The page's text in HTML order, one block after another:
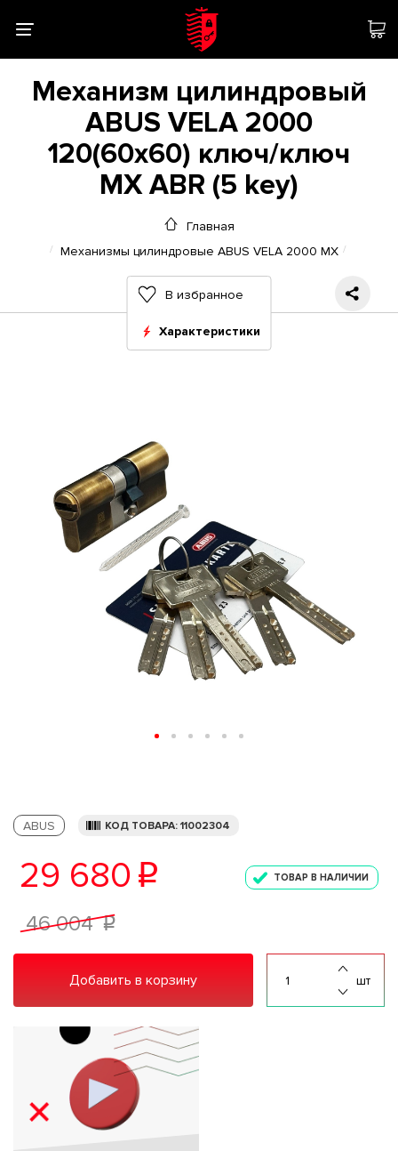
Механизм цилиндровый
ABUS VELA 2000
120(60x60) ключ/ключ
MX ABR (5 key)
Главная
Механизмы цилиндровые ABUS VELA 2000 MX
В избранное
Характеристики
ABUS КОД ТОВАРА: 11002304
29 680 p ТОВАР В НАЛИЧИИ
46 004 p
Добавить в корзину шт